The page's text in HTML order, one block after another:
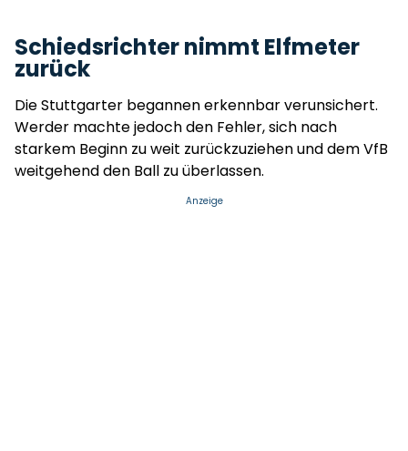
Schiedsrichter nimmt Elfmeter
zurück
Die Stuttgarter begannen erkennbar verunsichert.
Werder machte jedoch den Fehler, sich nach
starkem Beginn zu weit zurückzuziehen und dem VfB
weitgehend den Ball zu überlassen.
Anzeige